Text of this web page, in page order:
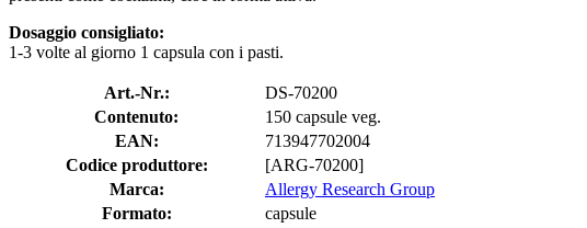
Dosaggio consigliato:
1-3 volte al giorno 1 capsula con i pasti.
Art.-Nr.:
DS-70200
Contenuto:
150 capsule veg.
EAN:
713947702004
Codice produttore:
[ARG-70200]
Marca:
Allergy Research Group
Formato:
capsule